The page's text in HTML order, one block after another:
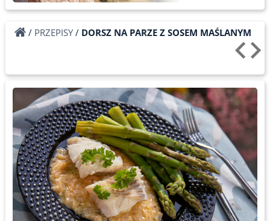
/ PRZEPISY/ DORSZ NA PARZE Z SOSEM MAŚLANYM